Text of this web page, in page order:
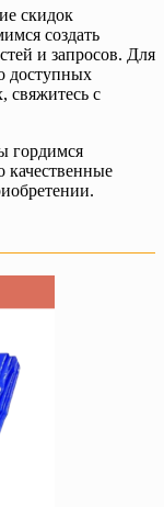
скидок
создать
и запросов. Для
доступных
свяжитесь с
гордимся
качественные